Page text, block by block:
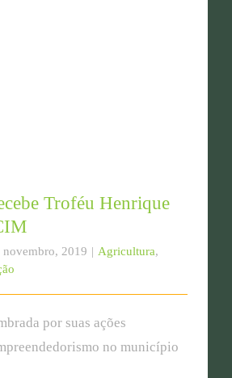
Troféu Henrique
novembro, 2019 | Agricultura,
por suas ações
no município